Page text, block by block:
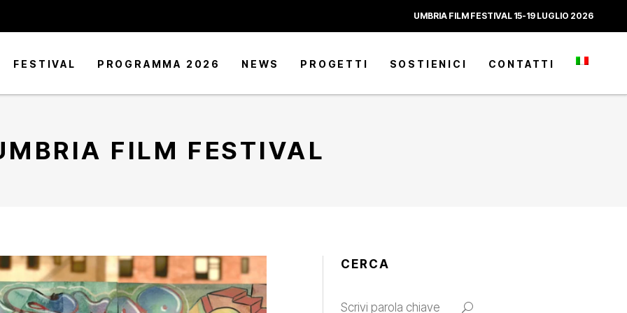
UMBRIA FILM FESTIVAL 15-19 LUGLIO 2026
FESTIVAL PROGRAMMA 2026 NEWS PROGETTI SOSTIENICI CONTATTI
FILM FESTIVAL
CERCA